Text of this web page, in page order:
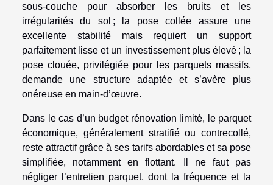
sous-couche pour absorber les bruits et les
irrégularités du sol ; la pose collée assure une
excellente stabilité mais requiert un support
parfaitement lisse et un investissement plus élevé ; la
pose clouée, privilégiée pour les parquets massifs,
demande une structure adaptée et s’avère plus
onéreuse en main-d’œuvre.
Dans le cas d’un budget rénovation limité, le parquet
économique, généralement stratifié ou contrecollé,
reste attractif grâce à ses tarifs abordables et sa pose
simplifiée, notamment en flottant. Il ne faut pas
négliger l’entretien parquet, dont la fréquence et la